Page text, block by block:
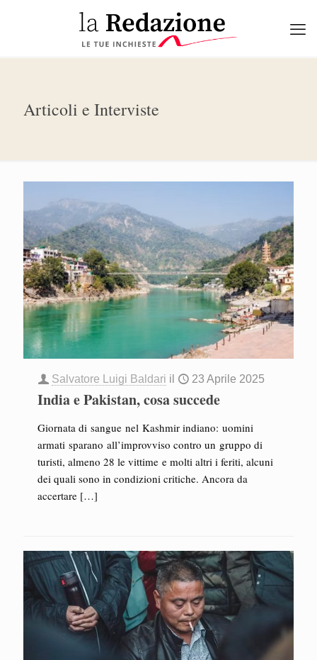
Articoli e Interviste
Salvatore Luigi Baldari il 23 Aprile 2025
India e Pakistan, cosa succede
Giornata di sangue nel Kashmir indiano: uomini
armati sparano all’improvviso contro un gruppo di
turisti, almeno 28 le vittime e molti altri i feriti, alcuni
dei quali sono in condizioni critiche. Ancora da
accertare […]